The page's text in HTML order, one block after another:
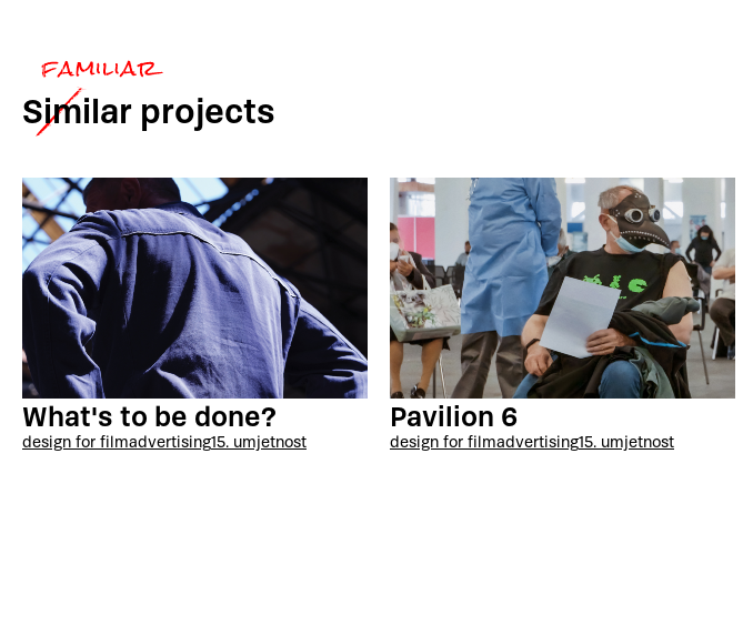
Similar projects
What's to be done?
design for filmadvertising15. umjetnost
Pavilion 6
design for filmadvertising15. umjetnost